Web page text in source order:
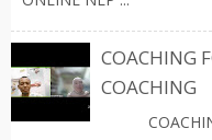
COACHING
COACHING